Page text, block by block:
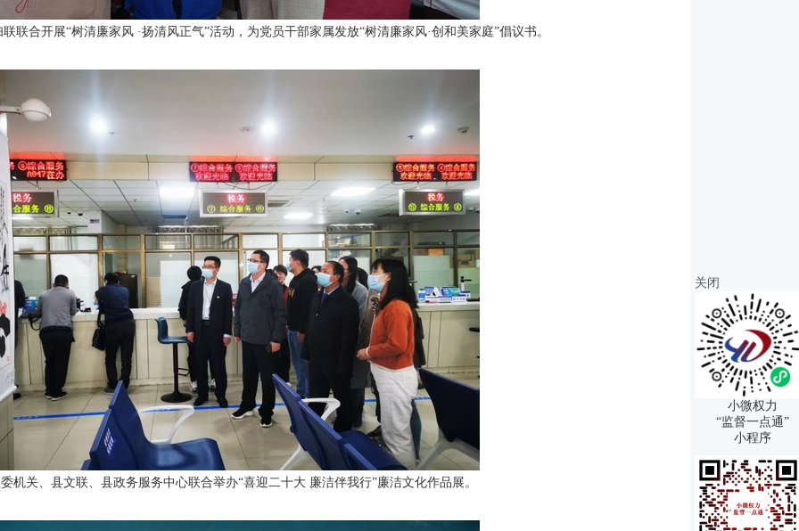
联合开展“树清廉家风 ·扬清风正气”活动，为党员干部家属发放“树清廉家风·创和美家庭”倡议书。
机关、县文联、县政务服务中心联合举办“喜迎二十大 廉洁伴我行”廉洁文化作品展。
关闭
小微权力
“监督一点通”
小程序